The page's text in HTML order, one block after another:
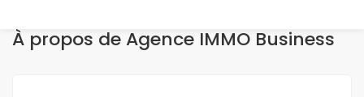
À propos de Agence IMMO Business